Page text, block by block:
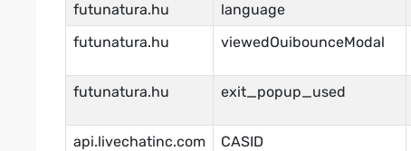
futunatura.hu
language
futunatura.hu
viewedOuibounceModal
futunatura.hu
exit_popup_used
api.livechatinc.com
CASID